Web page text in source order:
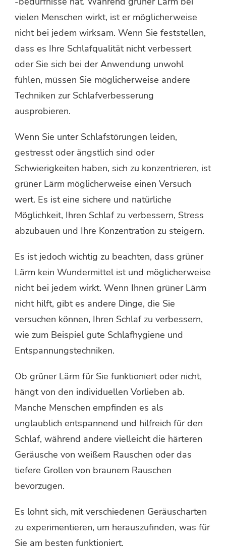
vielen Menschen wirkt, ist er möglicherweise
nicht bei jedem wirksam. Wenn Sie feststellen,
dass es Ihre Schlafqualität nicht verbessert
oder Sie sich bei der Anwendung unwohl
fühlen, müssen Sie möglicherweise andere
Techniken zur Schlafverbesserung
ausprobieren.
Wenn Sie unter Schlafstörungen leiden,
gestresst oder ängstlich sind oder
Schwierigkeiten haben, sich zu konzentrieren, ist
grüner Lärm möglicherweise einen Versuch
wert. Es ist eine sichere und natürliche
Möglichkeit, Ihren Schlaf zu verbessern, Stress
abzubauen und Ihre Konzentration zu steigern.
Es ist jedoch wichtig zu beachten, dass grüner
Lärm kein Wundermittel ist und möglicherweise
nicht bei jedem wirkt. Wenn Ihnen grüner Lärm
nicht hilft, gibt es andere Dinge, die Sie
versuchen können, Ihren Schlaf zu verbessern,
wie zum Beispiel gute Schlafhygiene und
Entspannungstechniken.
Ob grüner Lärm für Sie funktioniert oder nicht,
hängt von den individuellen Vorlieben ab.
Manche Menschen empfinden es als
unglaublich entspannend und hilfreich für den
Schlaf, während andere vielleicht die härteren
Geräusche von weißem Rauschen oder das
tiefere Grollen von braunem Rauschen
bevorzugen.
Es lohnt sich, mit verschiedenen Geräuscharten
zu experimentieren, um herauszufinden, was für
Sie am besten funktioniert.